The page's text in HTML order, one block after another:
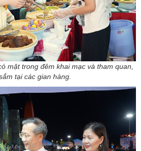
mặt trong đêm khai mạc và tham quan,
tại các gian hàng.